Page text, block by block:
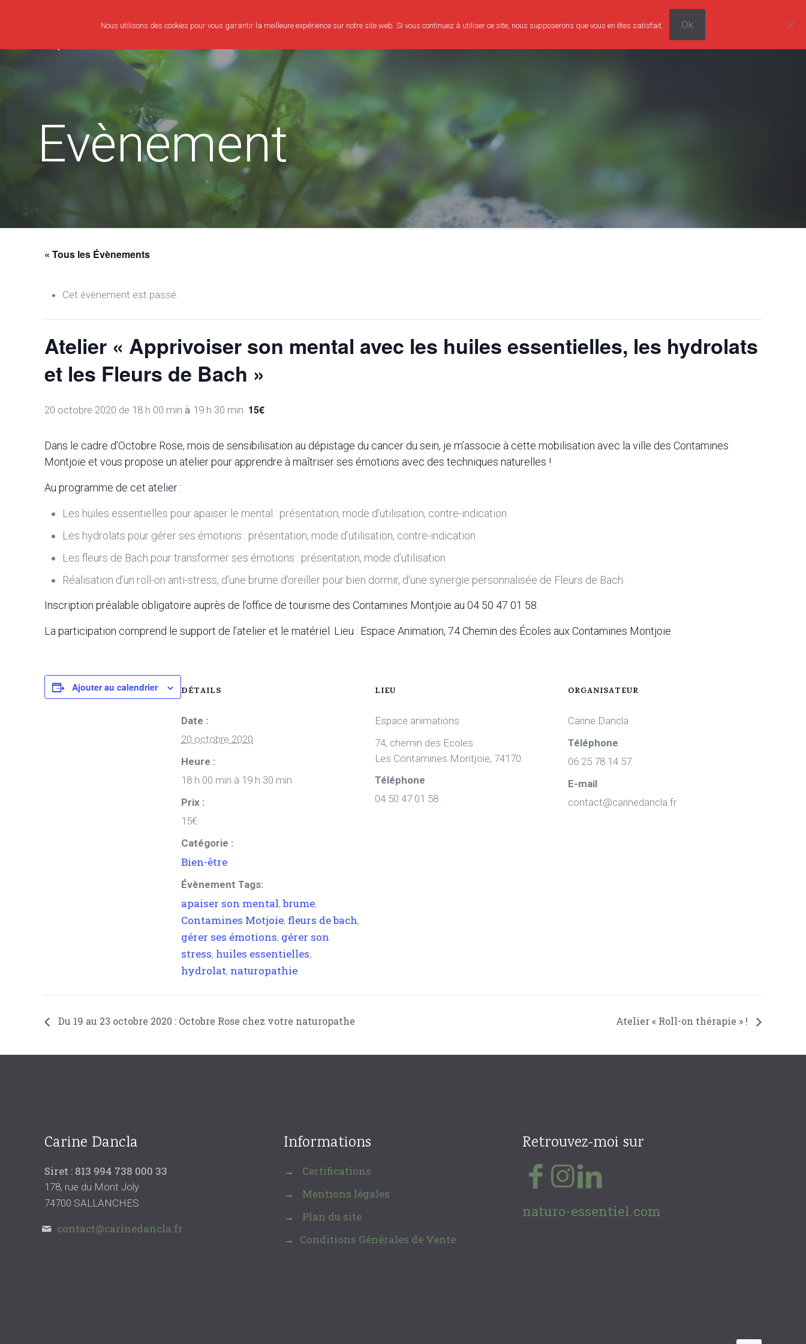
Evènement
« Tous les Évènements
Cet évènement est passé.
Atelier « Apprivoiser son mental avec les huiles essentielles, les hydrolats
et les Fleurs de Bach »
20 octobre 2020 de 18 h 00 min à 19 h 30 min 15€
Dans le cadre d’Octobre Rose, mois de sensibilisation au dépistage du cancer du sein, je m’associe à cette mobilisation avec la ville des Contamines
Montjoie et vous propose un atelier pour apprendre à maîtriser ses émotions avec des techniques naturelles !
Au programme de cet atelier :
Les huiles essentielles pour apaiser le mental : présentation, mode d’utilisation, contre-indication
Les hydrolats pour gérer ses émotions : présentation, mode d’utilisation, contre-indication
Les fleurs de Bach pour transformer ses émotions : présentation, mode d’utilisation
Réalisation d’un roll-on anti-stress, d’une brume d’oreiller pour bien dormir, d’une synergie personnalisée de Fleurs de Bach.
Inscription préalable obligatoire auprès de l’office de tourisme des Contamines Montjoie au 04 50 47 01 58.
La participation comprend le support de l’atelier et le matériel. Lieu : Espace Animation, 74 Chemin des Écoles aux Contamines Montjoie
Ajouter au calendrier DÉTAILS
Date :
20 octobre 2020
Heure :
18 h 00 min à 19 h 30 min
Prix :
15€
Catégorie :
Bien-être
Évènement Tags:
apaiser son mental,brume,
Contamines Motjoie, fleurs de bach,
gérer ses émotions, gérer son
stress, huiles essentielles,
hydrolat, naturopathie
LIEU
Espace animations
74, chemin des Ecoles
Les Contamines Montjoie, 74170
Téléphone
04 50 47 01 58
ORGANISATEUR
Carine Dancla
Téléphone
06 25 78 14 57
E-mail
contact@carinedancla.fr
Du 19 au 23 octobre 2020 : Octobre Rose chez votre naturopathe Atelier « Roll-on thérapie » !
Carine Dancla
Siret : 813 994 738 000 33
178, rue du Mont Joly
74700 SALLANCHES
contact@carinedancla.fr
Informations
→ Certifications
→ Mentions légales
→ Plan du site
→ Conditions Générales de Vente
Retrouvez-moi sur
naturo-essentiel.com
Nous utilisons des cookies pour vous garantir la meilleure expérience sur notre site web. Si vous continuez à utiliser ce site, nous supposerons que vous en êtes satisfait. Ok